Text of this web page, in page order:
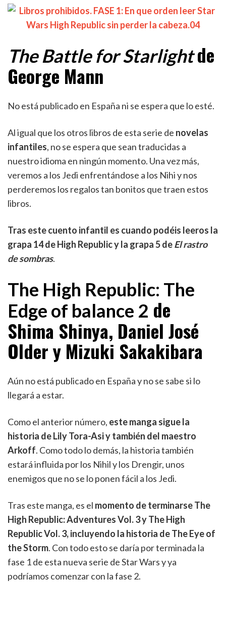
The Battle for Starlight de
George Mann
No está publicado en España ni se espera que lo esté.
Al igual que los otros libros de esta serie de novelas
infantiles, no se espera que sean traducidas a
nuestro idioma en ningún momento. Una vez más,
veremos a los Jedi enfrentándose a los Nihi y nos
perderemos los regalos tan bonitos que traen estos
libros.
Tras este cuento infantil es cuando podéis leeros la
grapa 14 de High Republic y la grapa 5 deEl rastro
de sombras.
The High Republic: The
Edge of balance 2 de
Shima Shinya, Daniel José
Older y Mizuki Sakakibara
Aún no está publicado en España y no se sabe si lo
llegará a estar.
Como el anterior número, este manga sigue la
historia de Lily Tora-Asi y también del maestro
Arkoff. Como todo lo demás, la historia también
estará influida por los Nihil y los Drengir, unos
enemigos que no se lo ponen fácil a los Jedi.
Tras este manga, es el momento de terminarse The
High Republic: Adventures Vol. 3 y The High
Republic Vol. 3, incluyendo la historia de The Eye of
the Storm. Con todo esto se daría por terminada la
fase 1 de esta nueva serie de Star Wars y ya
podríamos comenzar con la fase 2.